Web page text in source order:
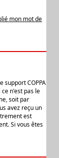
mon mot de
support COPPA
n'est pas le
soit par
avez reçu un
est
Si vous êtes